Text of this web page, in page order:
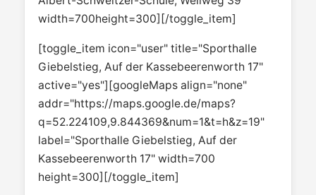
width=700height=300][/toggle_item]
[toggle_item icon="user" title="Sporthalle
Giebelstieg, Auf der Kassebeerenworth 17"
active="yes"][googleMaps align="none"
addr="https://maps.google.de/maps?
q=52.224109,9.844369&num=1&t=h&z=19"
label="Sporthalle Giebelstieg, Auf der
Kassebeerenworth 17" width=700
height=300][/toggle_item]